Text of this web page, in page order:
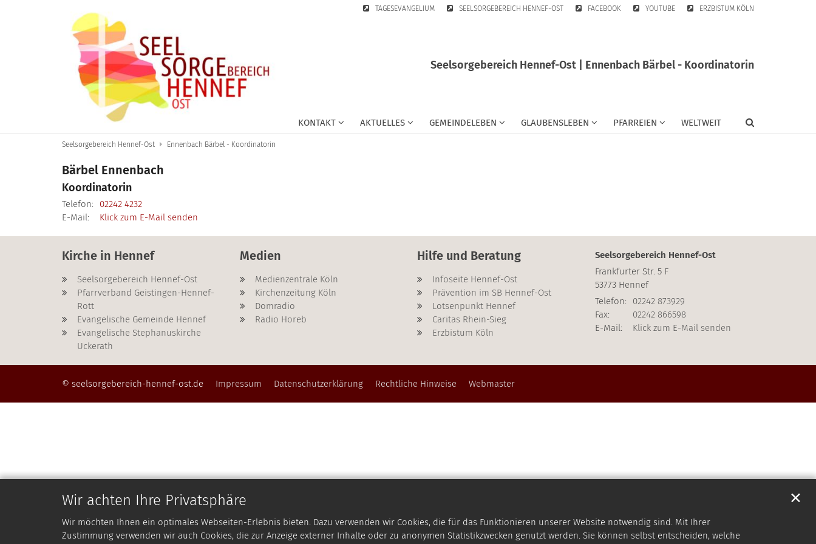
Wir achten Ihre Privatsphäre
Wir möchten Ihnen ein optimales Webseiten-Erlebnis bieten. Dazu verwenden wir Cookies, die für das Funktionieren unserer Website notwendig sind. Mit Ihrer
Zustimmung verwenden wir auch Cookies, die zur Anzeige externer Inhalte oder zu anonymen Statistikzwecken genutzt werden. Sie können selbst entscheiden, welche
✕
TAGESEVANGELIUM SEELSORGEBEREICH HENNEF-OST FACEBOOK YOUTUBE ERZBISTUM KÖLN
Seelsorgebereich Hennef-Ost | Ennenbach Bärbel - Koordinatorin
KONTAKT AKTUELLES GEMEINDELEBEN GLAUBENSLEBEN PFARREIEN WELTWEIT
Seelsorgebereich Hennef-Ost Ennenbach Bärbel - Koordinatorin
Bärbel Ennenbach
Koordinatorin
Telefon:
02242 4232
E-Mail:
Klick zum E-Mail senden
Kirche in Hennef
Seelsorgebereich Hennef-Ost
Pfarrverband Geistingen-Hennef-
Rott
Evangelische Gemeinde Hennef
Evangelische Stephanuskirche
Uckerath
Medien
Medienzentrale Köln
Kirchenzeitung Köln
Domradio
Radio Horeb
Hilfe und Beratung
Infoseite Hennef-Ost
Prävention im SB Hennef-Ost
Lotsenpunkt Hennef
Caritas Rhein-Sieg
Erzbistum Köln
Seelsorgebereich Hennef-Ost
Frankfurter Str. 5 F
53773 Hennef
Telefon:
02242 873929
Fax:
02242 866598
E-Mail:
Klick zum E-Mail senden
© seelsorgebereich-hennef-ost.de Impressum Datenschutzerklärung Rechtliche Hinweise Webmaster